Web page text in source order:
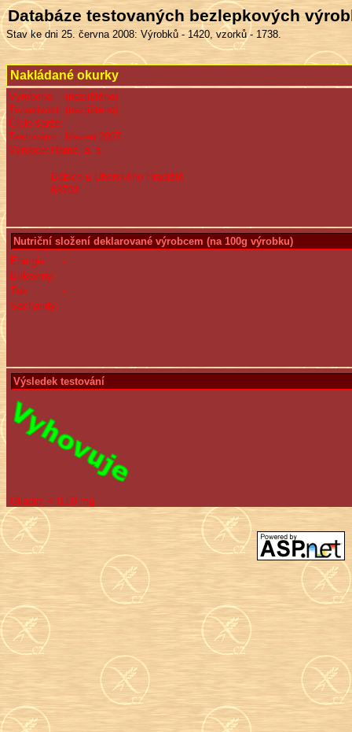
Databáze testovaných bezlepkových
Stav ke dni 25. června 2008: Výrobků - 1420, vzorků - 1738.
Nakládané okurky
Vyrobeno:
(nezjištěno)
Trvanlivost: (nezjištěno)
Číslo šarže:
Testováno:
březen 2007
Výrobce: Hamé, a. s.
Babice u Uherského Hradiště
68703
Nutriční složení deklarované výrobcem (na 100g výrobku)
Energie:
-
Bílkoviny: -
Tuk:
-
Sacharidy: -
Výsledek testování
Gliadin: < 0,59 mg